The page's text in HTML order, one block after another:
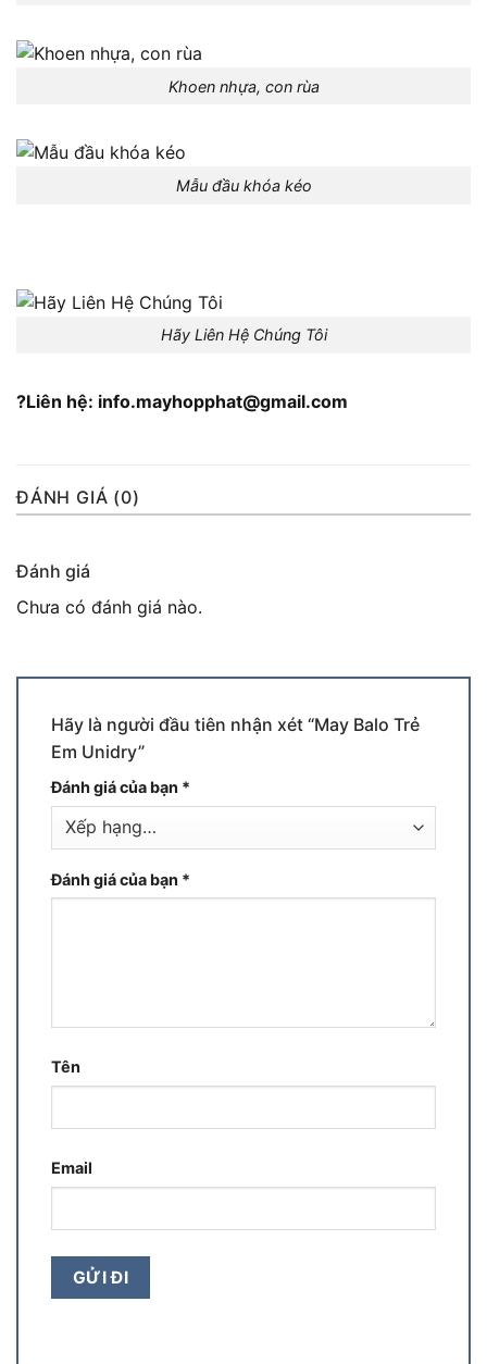
Khoen nhựa, con rùa
Mẫu đầu khóa kéo
Hãy Liên Hệ Chúng Tôi
?Liên hệ: info.mayhopphat@gmail.com
ĐÁNH GIÁ (0)
Đánh giá
Chưa có đánh giá nào.
Hãy là người đầu tiên nhận xét “May Balo Trẻ
Em Unidry”
Đánh giá của bạn *
Đánh giá của bạn *
Tên
Email